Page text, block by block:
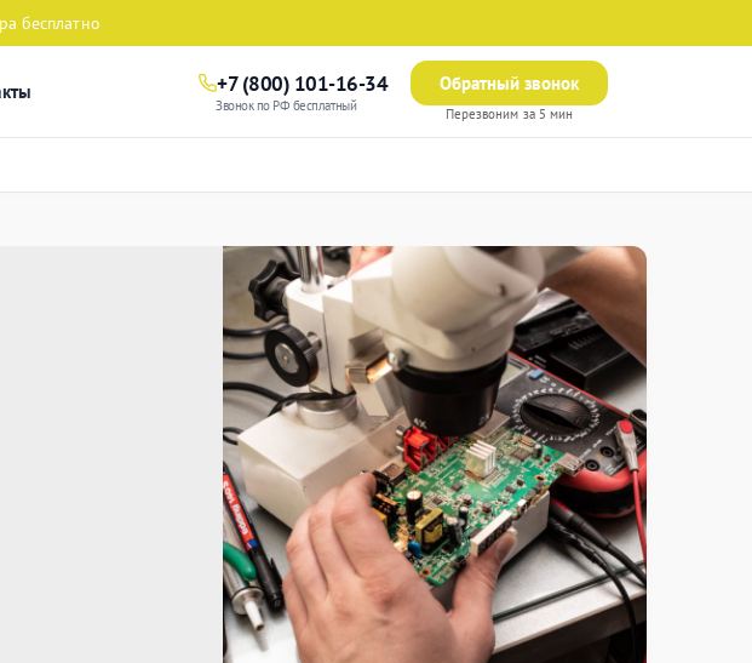
бесплатно
+7 (800) 101-16-34
Звонок по РФ бесплатный
Обратный звонок
Перезвоним за 5 мин